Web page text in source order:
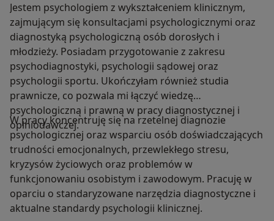
Jestem psychologiem z wykształceniem klinicznym,
zajmującym się konsultacjami psychologicznymi oraz
diagnostyką psychologiczną osób dorosłych i
młodzieży. Posiadam przygotowanie z zakresu
psychodiagnostyki, psychologii sądowej oraz
psychologii sportu. Ukończyłam również studia
prawnicze, co pozwala mi łączyć wiedzę
psychologiczną i prawną w pracy diagnostycznej i
opiniodawczej.
W pracy koncentruję się na rzetelnej diagnozie
psychologicznej oraz wsparciu osób doświadczających
trudności emocjonalnych, przewlekłego stresu,
kryzysów życiowych oraz problemów w
funkcjonowaniu osobistym i zawodowym. Pracuję w
oparciu o standaryzowane narzędzia diagnostyczne i
aktualne standardy psychologii klinicznej.